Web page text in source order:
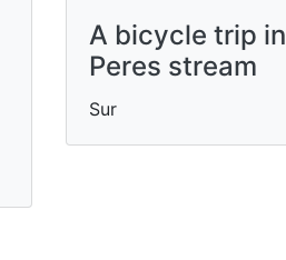
A bicycle trip in
Peres stream
Sur